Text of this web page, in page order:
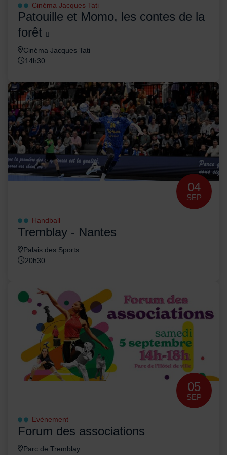
Patouille et Momo, les contes de la
forêt
Cinéma Jacques Tati
Cinéma Jacques Tati
14h30
Tremblay - Nantes
Handball
Palais des Sports
20h30
04
SEP
Forum des associations
Evénement
Parc de Tremblay
05
SEP